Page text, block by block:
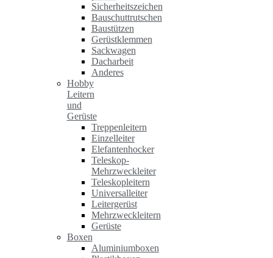
Sicherheitszeichen
Bauschuttrutschen
Baustützen
Gerüstklemmen
Sackwagen
Dacharbeit
Anderes
Hobby
Leitern
und
Gerüste
Treppenleitern
Einzelleiter
Elefantenhocker
Teleskop-
Mehrzweckleiter
Teleskopleitern
Universalleiter
Leitergerüst
Mehrzweckleitern
Gerüste
Boxen
Aluminiumboxen